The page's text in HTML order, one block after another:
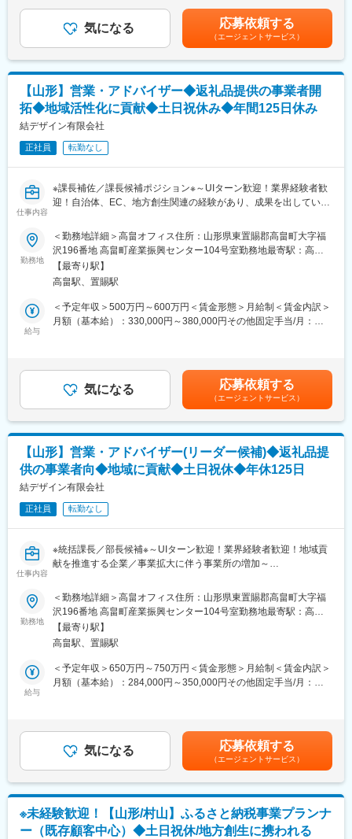
「優秀な層を惹きつける」仕組みを構築します。
◇組織変革と理念の浸透（インナーブランディング）
組織の急拡大に伴う「部署間の壁」や「意識の乖離」を解消。地
◇成果と成長を最大化する評価制度の設計
制度改正などの激しい環境変化に柔軟に対応しつつ、個人の成果
と成長を正当に評価する報酬・評価制度の再構築。社員が「挑戦
することにメリットを感じる」仕組みを作ります。
◇次世代リーダー育成と教育体制の確立
自治体ビジネス特有の専門性と、民間企業としてのスピード感を
兼ね備えた人材を育てるための、実践的な研修・育成プログラム
を体系化します。
◇人事・労務マネジメントの高度化
データに基づいた組織分析（採用コスト・定着率・エンゲージメ
を行います。
■当ポジションの魅力：
◎「地方創生を人で加速させる」実感
決していく。その全ての基盤を自分が創ったという圧倒的な自負
を得られます。
変更の範囲：会社の定める業務
ている方が対象賃金はあくまでも目安の金額であり、選考を通じ
て上下する可能性があります。月給(月額)は固定手当を含めた表記
です。
気になる 応募依頼する
（エージェントサービス）
【山形】営業・アドバイザー◆返礼品提供の事業者開
拓◆地域活性化に貢献◆土日祝休み◆年間125日休み
結デザイン有限会社
正社員 転勤なし
仕事内容
※課長補佐／課長候補ポジション※～UIターン歓迎！業界経験者歓
迎！自治体、EC、地方創生関連の経験があり、成果を出している
と納税業務の支援／「人と地域をつなぐ」をコンセプトに地域密
着型の企業～
■採用背景：
全国の自治体様のふるさと納税に関する業務を一括サポートして
いる当社は、年々拡大傾向であり、今回増員採用することで組織
体制の強化、及び事業拡大を考えています。地域貢献が当社のミ
■業務概要：
私たちのミッションは、受託している自治体様への寄附を増や
し、地場産業の活性化に繋げること。それを実現するためには、
そのための信頼関係づくりや、返礼品の魅力をアピールする取り
組みをあなたにお任せします。地域生産者の方々の力になる、そ
んな仕事にチャレンジしませんか。
■業務詳細：
◇自治体様との面談、連携
◇既存事業者様との折衝、連携
◇返礼品の企画、提案
◇返礼品提供事業者様の新規開拓
◇マーケティング
■配属先情報：
6名（20代～30代）で構成されています。
■働き方／福利厚生：
ふるさと納税の特性上、11月～1月が繁忙期で残業が増え、休日
出勤を要請する場合もございます。現在、残業の削減に向け、業
◇充実した福利厚生
服装・髪色自由、書籍購入リクエスト、1時間単位での有給休暇取
得が可能です。
変更の範囲：会社の定める業務
勤務地
＜勤務地詳細＞高畠オフィス住所：山形県東置賜郡高畠町大字福
沢196番地 高畠町産業振興センター104号室勤務地最寄駅：高畠
駅受動喫煙対策：屋内全面禁煙変更の範囲：無
【最寄り駅】
高畠駅、置賜駅
給与
＜予定年収＞500万円～600万円＜賃金形態＞月給制＜賃金内訳＞
月額（基本給）：330,000円～380,000円その他固定手当/月：
与：年2回（前年度実績：3ヶ月）※決算賞与は業績による（前年
度支給実績あり）※賞与は試用期間終了後、所定の査定期間に在籍
している方が対象賃金はあくまでも目安の金額であり、選考を通
じて上下する可能性があります。月給(月額)は固定手当を含めた表
記です。
気になる 応募依頼する
（エージェントサービス）
【山形】営業・アドバイザー(リーダー候補)◆返礼品提
供の事業者向◆地域に貢献◆土日祝休◆年休125日
結デザイン有限会社
正社員 転勤なし
仕事内容
※統括課長／部長候補※～UIターン歓迎！業界経験者歓迎！地域貢
献を推進する企業／事業拡大に伴う事業所の増加～
■採用の背景：
当社は全国の自治体様のふるさと納税業務を総合的にサポートし
ており、事業は年々成長を遂げています。組織体制の強化とさら
なる事業拡大を目指し、この度、リーダーシップを発揮し組織を
牽引していただける経験豊富なリーダーを増員することにいたし
ました。地域貢献をミッションとする当社で、その意義を実感し
ながらチームを導いていただける方をお待ちしています。
の産業を活性化することです。この目標を達成するためには、地
域の事業者様との緊密な協力関係が不可欠です。あなたには、こ
うした事業者様との信頼関係を構築し、返礼品の魅力を効果的に
ただくことを期待しています。
■具体的な業務内容：
勤務地
＜勤務地詳細＞高畠オフィス住所：山形県東置賜郡高畠町大字福
沢196番地 高畠町産業振興センター104号室勤務地最寄駅：高畠
駅受動喫煙対策：屋内全面禁煙変更の範囲：無
【最寄り駅】
高畠駅、置賜駅
給与
＜予定年収＞650万円～750万円＜賃金形態＞月給制＜賃金内訳＞
月額（基本給）：284,000円～350,000円その他固定手当/月：
納税や地方創生業務で主担当の経験がある方は優遇■賞与：年2回
（前年度実績：3ヶ月）※決算賞与は業績による（前年度支給実績
あり）※賞与は試用期間終了後、所定の査定期間に在籍している方
が対象賃金はあくまでも目安の金額であり、選考を通じて上下す
る可能性があります。月給(月額)は固定手当を含めた表記です。
気になる 応募依頼する
（エージェントサービス）
※未経験歓迎！【山形/村山】ふるさと納税事業プランナ
ー（既存顧客中心）◆土日祝休/地方創生に携われる